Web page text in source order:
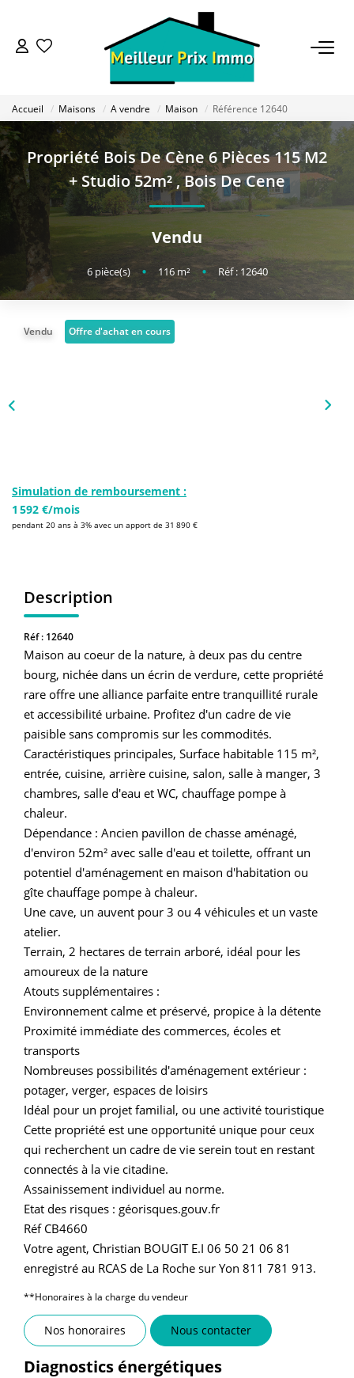
ACHETER
LOUER
VENDRE
BAILLEUR
FONDS DE COMMERCE
Accueil Maisons A vendre Maison Référence 12640
Propriété Bois De Cène 6 Pièces 115 M2
+ Studio 52m²,Bois De Cene
Vendu
6pièce(s) • 116m² • Réf : 12640
Vendu Offre d'achat en cours
Simulation de remboursement :
1 592 €/mois
pendant 20 ans à 3% avec un apport de 31 890 €
Description
Réf : 12640
Maison au coeur de la nature, à deux pas du centre
bourg, nichée dans un écrin de verdure, cette propriété
rare offre une alliance parfaite entre tranquillité rurale
et accessibilité urbaine. Profitez d'un cadre de vie
paisible sans compromis sur les commodités.
Caractéristiques principales, Surface habitable 115 m²,
entrée, cuisine, arrière cuisine, salon, salle à manger, 3
chambres, salle d'eau et WC, chauffage pompe à
chaleur.
Dépendance : Ancien pavillon de chasse aménagé,
d'environ 52m² avec salle d'eau et toilette, offrant un
potentiel d'aménagement en maison d'habitation ou
gîte chauffage pompe à chaleur.
Une cave, un auvent pour 3 ou 4 véhicules et un vaste
atelier.
Terrain, 2 hectares de terrain arboré, idéal pour les
amoureux de la nature
Atouts supplémentaires :
Environnement calme et préservé, propice à la détente
Proximité immédiate des commerces, écoles et
transports
Nombreuses possibilités d'aménagement extérieur :
potager, verger, espaces de loisirs
Idéal pour un projet familial, ou une activité touristique
Cette propriété est une opportunité unique pour ceux
qui recherchent un cadre de vie serein tout en restant
connectés à la vie citadine.
Assainissement individuel au norme.
Etat des risques : géorisques.gouv.fr
Réf CB4660
Votre agent, Christian BOUGIT E.I 06 50 21 06 81
enregistré au RCAS de La Roche sur Yon 811 781 913.
**Honoraires à la charge du vendeur
Nos honoraires Nous contacter
Diagnostics énergétiques